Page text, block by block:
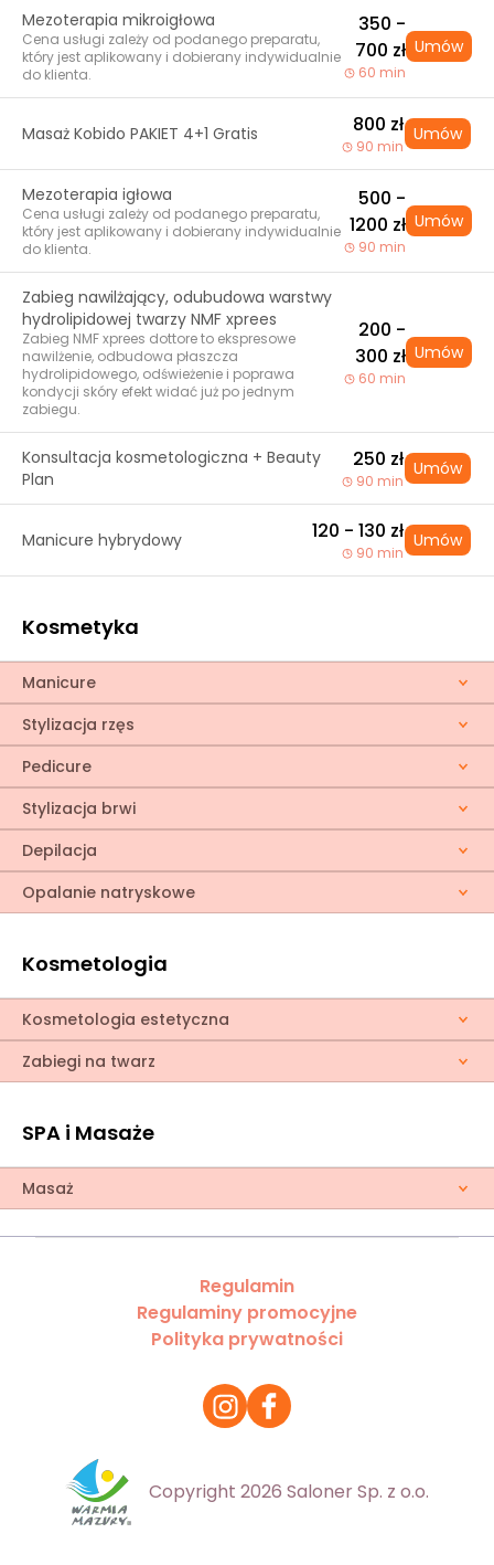
Mezoterapia mikroigłowa
Cena usługi zależy od podanego preparatu,
który jest aplikowany i dobierany indywidualnie
do klienta.
350 -
700 zł
60 min
Umów
Masaż Kobido PAKIET 4+1 Gratis 800 zł
90 min
Umów
Mezoterapia igłowa
Cena usługi zależy od podanego preparatu,
który jest aplikowany i dobierany indywidualnie
do klienta.
500 -
1200 zł
90 min
Umów
Zabieg nawilżający, odubudowa warstwy
hydrolipidowej twarzy NMF xprees
Zabieg NMF xprees dottore to ekspresowe
nawilżenie, odbudowa płaszcza
hydrolipidowego, odświeżenie i poprawa
kondycji skóry efekt widać już po jednym
zabiegu.
200 -
300 zł
60 min
Umów
Konsultacja kosmetologiczna + Beauty
Plan
250 zł
90 min
Umów
Manicure hybrydowy 120 - 130 zł
90 min
Umów
Kosmetyka
Manicure
Stylizacja rzęs
Pedicure
Stylizacja brwi
Depilacja
Opalanie natryskowe
Kosmetologia
Kosmetologia estetyczna
Zabiegi na twarz
SPA i Masaże
Masaż
Regulamin
Regulaminy promocyjne
Polityka prywatności
Copyright 2026 Saloner Sp. z o.o.